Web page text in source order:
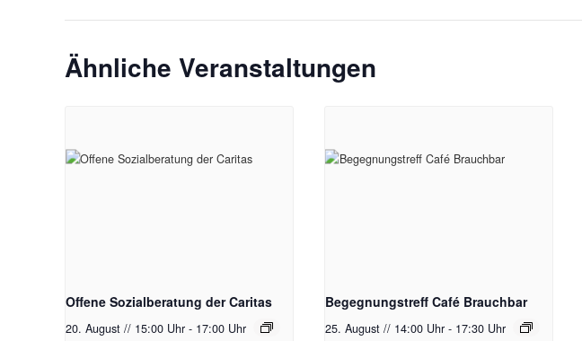
Ähnliche Veranstaltungen
Offene Sozialberatung der Caritas
20. August // 15:00 Uhr - 17:00 Uhr
Begegnungstreff Café Brauchbar
25. August // 14:00 Uhr - 17:30 Uhr